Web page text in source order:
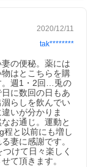
2020/12/11
tak********
の便秘。薬には
はとこちらを購
。週1・2回…兎の
に数回の日もあ
らしを飲んでい
いが分かりま
お通じ。運動と
程と以前にも増し
妻に感謝です。
けて日々楽しく
て頂きます。